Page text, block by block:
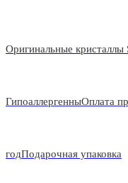
Оригинальные
ГипоаллергенныОплата
годПодарочная упаковка